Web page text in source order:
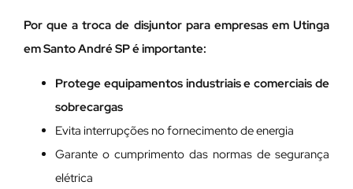
Por que a troca de disjuntor para empresas em Utinga
em Santo André SP é importante:
Protege equipamentos industriais e comerciais de
sobrecargas
Evita interrupções no fornecimento de energia
Garante o cumprimento das normas de segurança
elétrica